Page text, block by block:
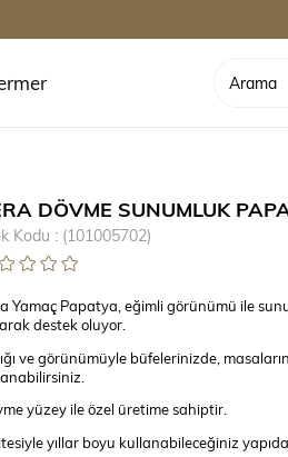
DÖVME SUNUMLUK
Kodu (101005702)
Yamaç Papatya, eğimli görünümü ile
destek oluyor.
ve görünümüyle büfelerinizde,
yüzey ile özel üretime sahiptir.
yıllar boyu kullanabileceğiniz